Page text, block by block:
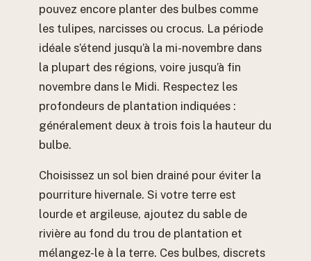
pouvez encore planter des bulbes comme
les tulipes, narcisses ou crocus. La période
idéale s’étend jusqu’à la mi-novembre dans
la plupart des régions, voire jusqu’à fin
novembre dans le Midi. Respectez les
profondeurs de plantation indiquées :
généralement deux à trois fois la hauteur du
bulbe.
Choisissez un sol bien drainé pour éviter la
pourriture hivernale. Si votre terre est
lourde et argileuse, ajoutez du sable de
rivière au fond du trou de plantation et
mélangez-le à la terre. Ces bulbes, discrets